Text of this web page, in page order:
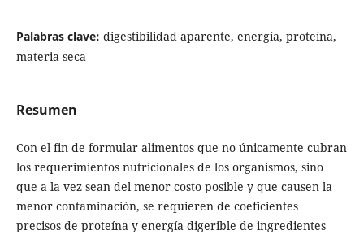
Palabras clave: digestibilidad aparente, energía, proteína,
materia seca
Resumen
Con el fin de formular alimentos que no únicamente cubran
los requerimientos nutricionales de los organismos, sino
que a la vez sean del menor costo posible y que causen la
menor contaminación, se requieren de coeficientes
precisos de proteína y energía digerible de ingredientes